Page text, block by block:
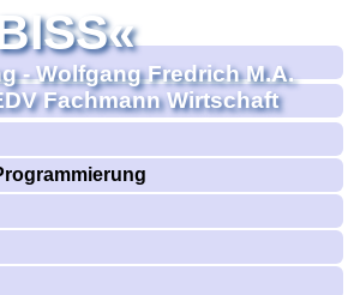
- Wolfgang Fredrich M.A.
Fachmann Wirtschaft